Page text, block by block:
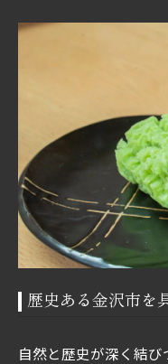
歴史ある金沢市を
自然と歴史が深く結